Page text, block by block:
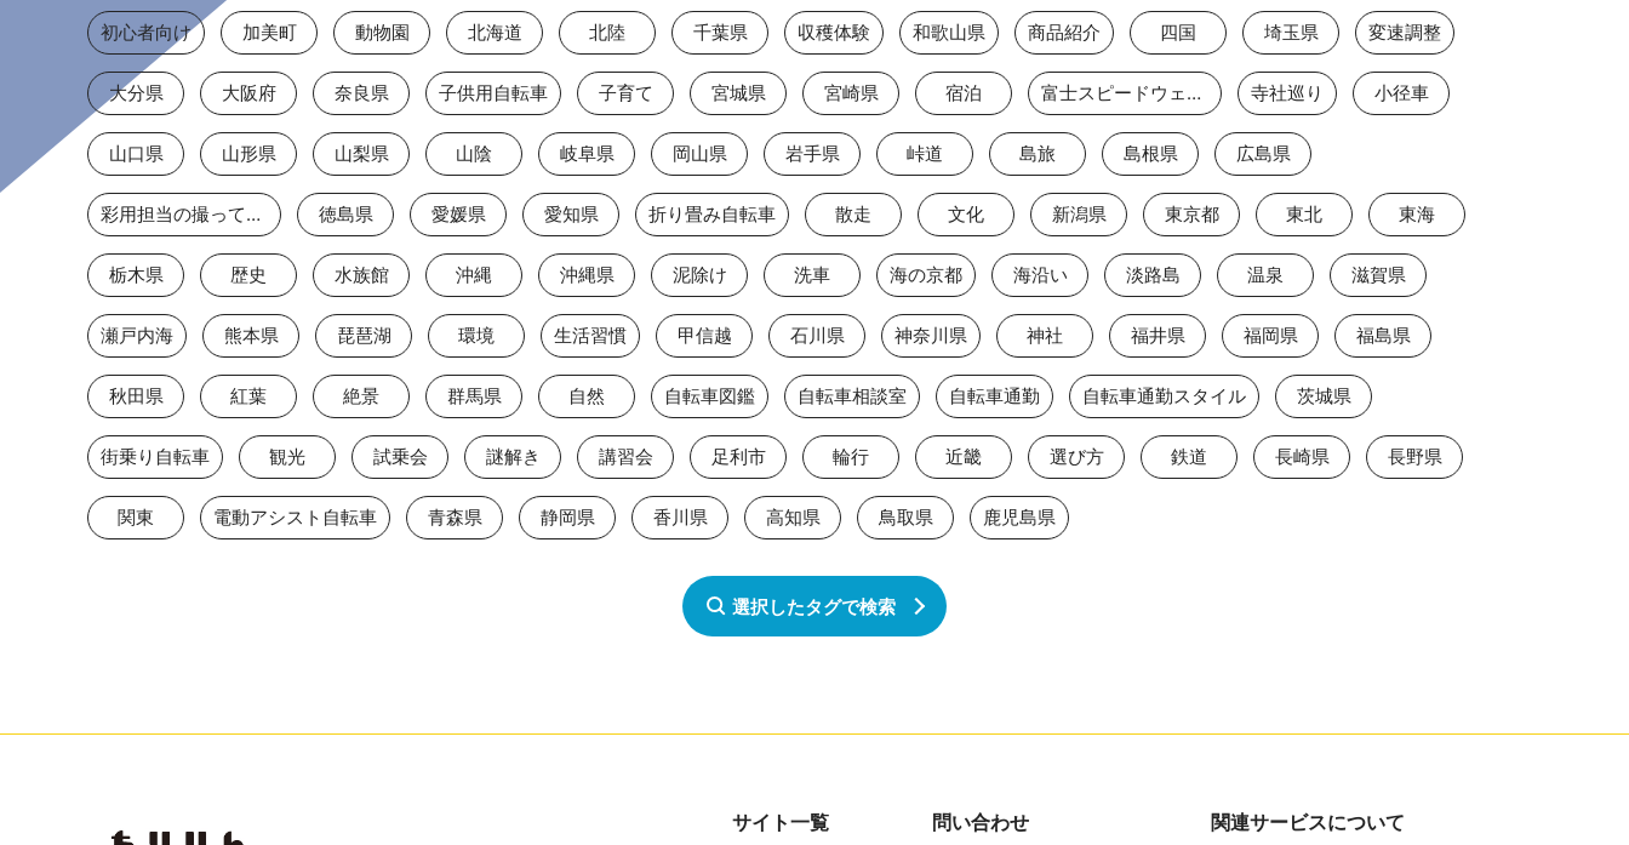
初心者向け 加美町 動物園 北海道 北陸 千葉県 収穫体験 和歌山県 商品紹介 四国 埼玉県 変速調整
大分県 大阪府 奈良県 子供用自転車 子育て 宮城県 宮崎県 宿泊 富士スピードウェイ2 寺社巡り 小径車
山口県 山形県 山梨県 山陰 岐阜県 岡山県 岩手県 峠道 島旅 島根県 広島県
彩用担当の撮っておき 徳島県 愛媛県 愛知県 折り畳み自転車 散走 文化 新潟県 東京都 東北 東海
栃木県 歴史 水族館 沖縄 沖縄県 泥除け 洗車 海の京都 海沿い 淡路島 温泉 滋賀県
瀬戸内海 熊本県 琵琶湖 環境 生活習慣 甲信越 石川県 神奈川県 神社 福井県 福岡県 福島県
秋田県 紅葉 絶景 群馬県 自然 自転車図鑑 自転車相談室 自転車通勤 自転車通勤スタイル 茨城県
街乗り自転車 観光 試乗会 謎解き 講習会 足利市 輪行 近畿 選び方 鉄道 長崎県 長野県
関東 電動アシスト自転車 青森県 静岡県 香川県 高知県 鳥取県 鹿児島県
選択したタグで検索
サイト一覧 問い合わせ 関連サービスについて